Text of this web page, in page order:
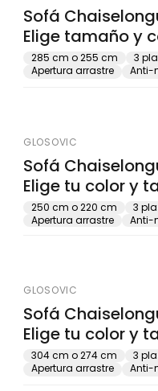
Sofá
Elige tamaño y
285 cm o 255 cm
3
Apertura arrastre
Anti-
GLOSOVIC
Sofá
Elige tu color y
250 cm o 220 cm
3
Apertura arrastre
Anti-
GLOSOVIC
Sofá
Elige tu color y
304 cm o 274 cm
3
Apertura arrastre
Anti-